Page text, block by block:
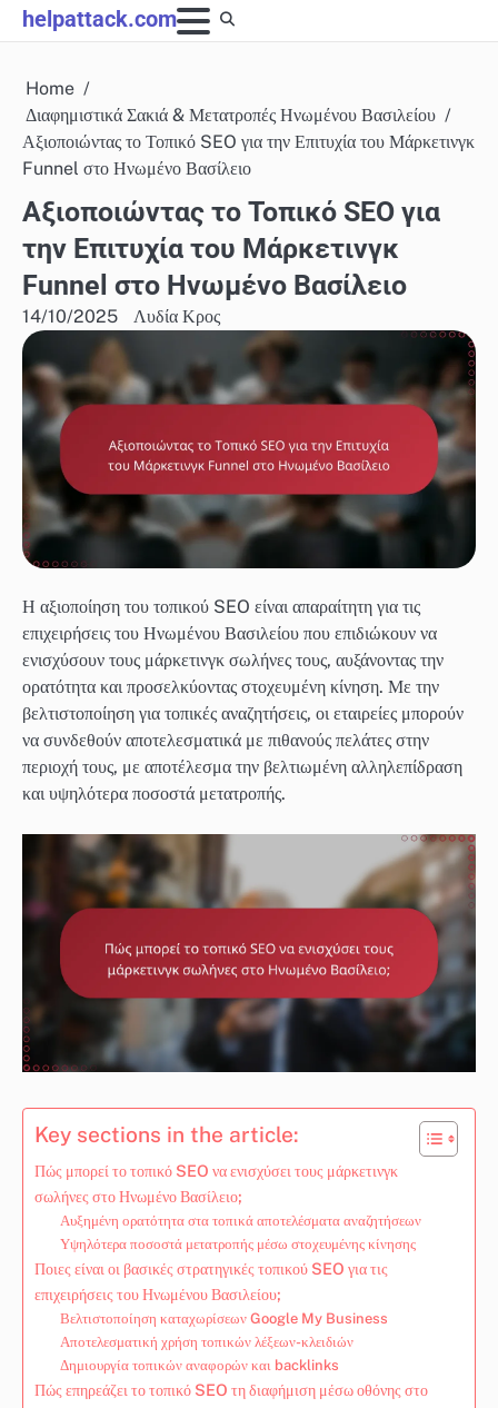
Skip
to
helpattack.com
Home
Διαφημιστικά Σακιά & Μετατροπές Ηνωμένου Βασιλείου
Αξιοποιώντας το Τοπικό SEO για την Επιτυχία του Μάρκετινγκ
Funnel στο Ηνωμένο Βασίλειο
Αξιοποιώντας το Τοπικό SEO για
την Επιτυχία του Μάρκετινγκ
Funnel στο Ηνωμένο Βασίλειο
14/10/2025 Λυδία Κρος
Η αξιοποίηση του τοπικού SEO είναι απαραίτητη για τις
επιχειρήσεις του Ηνωμένου Βασιλείου που επιδιώκουν να
ενισχύσουν τους μάρκετινγκ σωλήνες τους, αυξάνοντας την
ορατότητα και προσελκύοντας στοχευμένη κίνηση. Με την
βελτιστοποίηση για τοπικές αναζητήσεις, οι εταιρείες μπορούν
να συνδεθούν αποτελεσματικά με πιθανούς πελάτες στην
περιοχή τους, με αποτέλεσμα την βελτιωμένη αλληλεπίδραση
και υψηλότερα ποσοστά μετατροπής.
Key sections in the article:
Πώς μπορεί το τοπικό SEO να ενισχύσει τους μάρκετινγκ
σωλήνες στο Ηνωμένο Βασίλειο;
Αυξημένη ορατότητα στα τοπικά αποτελέσματα αναζητήσεων
Υψηλότερα ποσοστά μετατροπής μέσω στοχευμένης κίνησης
Ποιες είναι οι βασικές στρατηγικές τοπικού SEO για τις
επιχειρήσεις του Ηνωμένου Βασιλείου;
Βελτιστοποίηση καταχωρίσεων Google My Business
Αποτελεσματική χρήση τοπικών λέξεων-κλειδιών
Δημιουργία τοπικών αναφορών και backlinks
Πώς επηρεάζει το τοπικό SEO τη διαφήμιση μέσω οθόνης στο